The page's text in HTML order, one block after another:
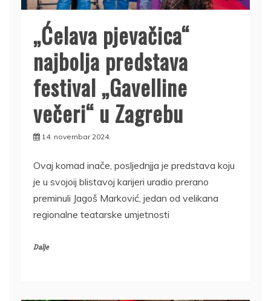
„Ćelava pjevačica“
najbolja predstava
festival „Gavelline
večeri“ u Zagrebu
14. novembar 2024.
Ovaj komad inače, posljednjja je predstava koju
je u svojoij blistavoj karijeri uradio prerano
preminuli Jagoš Marković, jedan od velikana
regionalne teatarske umjetnosti
Dalje